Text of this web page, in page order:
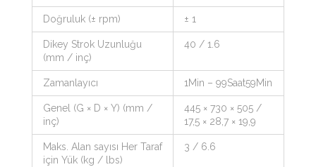
Doğruluk (± rpm) ± 1
Dikey Strok Uzunluğu
(mm / inç)
40 / 1.6
Zamanlayıcı 1Min – 99Saat59Min
Genel (G × D × Y) (mm /
inç)
445 × 730 × 505 /
17,5 × 28,7 × 19,9
Maks. Alan sayısı Her Taraf
için Yük (kg / lbs)
3 / 6.6